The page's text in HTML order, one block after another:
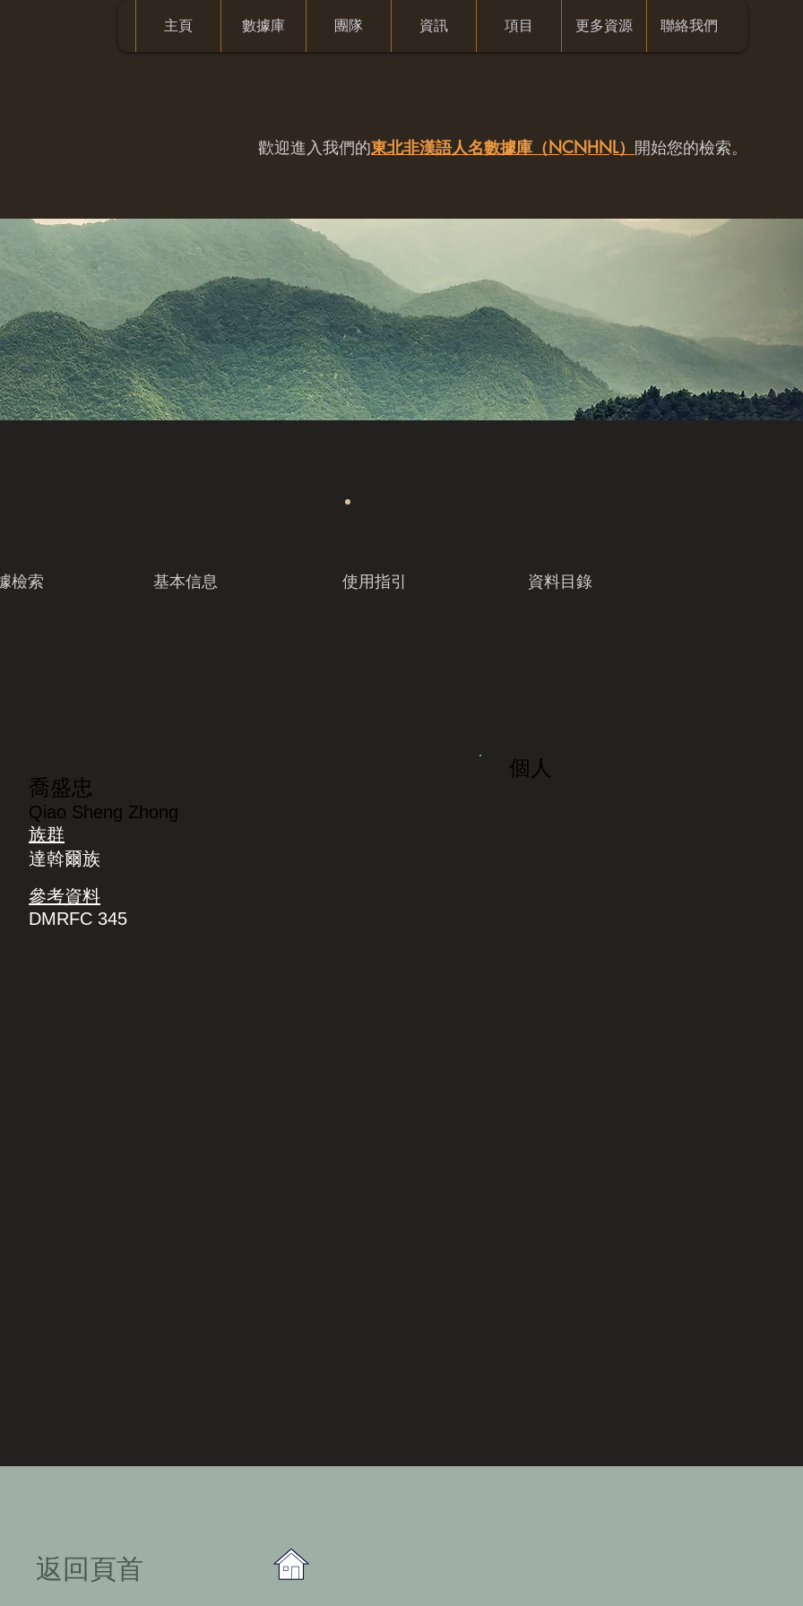
主頁 數據庫 團隊 資訊 項目 更多資源 聯絡我們
歡迎進入我們的東北非漢語人名數據庫（NCNHNL） 開始您的檢索。
檢索 基本信息 使用指引 資料目錄
喬盛忠
Qiao Sheng Zhong
族群
達斡爾族
參考資料
DMRFC 345
個人
​返回頁首